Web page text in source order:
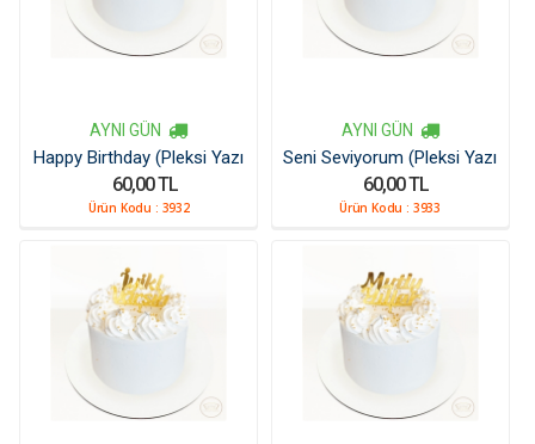
AYNI GÜN
Happy Birthday (Pleksi Yazı
Kücük)
60,00 TL
Ürün Kodu : 3932
AYNI GÜN
Seni Seviyorum (Pleksi Yazı
Kücük)
60,00 TL
Ürün Kodu : 3933